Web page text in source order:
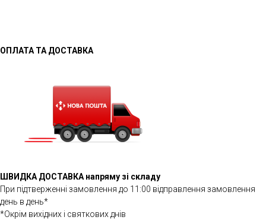
ОПЛАТА ТА ДОСТАВКА
ШВИДКА ДОСТАВКА напряму зі складу
При підтверженні замовлення до 11:00 відправлення замовлення
день в день*
*Окрім вихідних і святкових днів